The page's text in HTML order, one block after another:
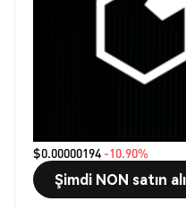
$0.00000194 -10.90%
Şimdi NON satın